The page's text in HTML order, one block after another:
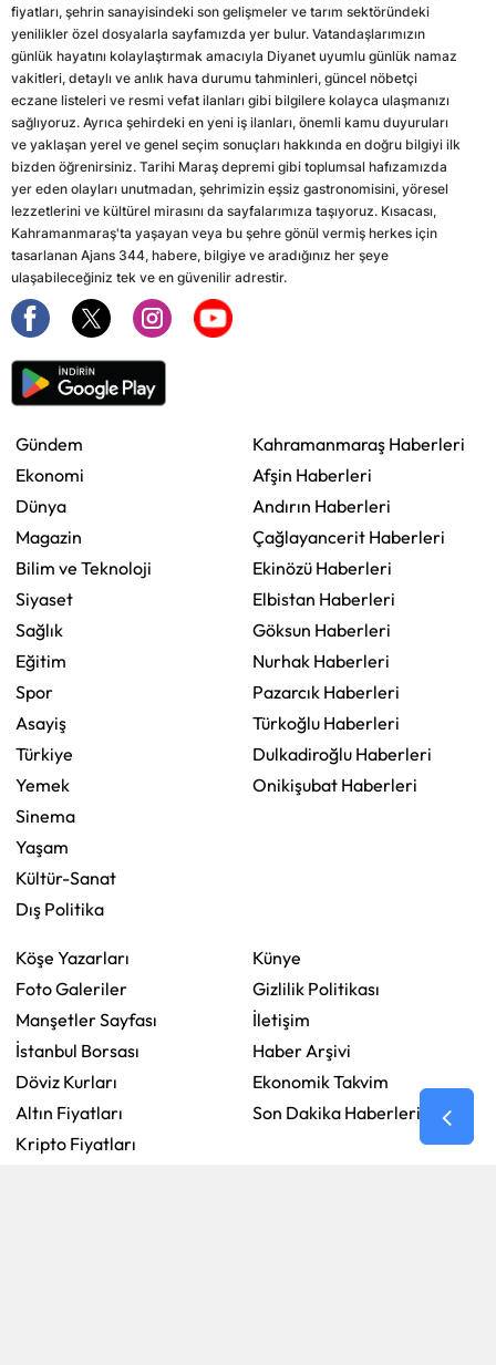
fiyatları, şehrin sanayisindeki son gelişmeler ve tarım sektöründeki
yenilikler özel dosyalarla sayfamızda yer bulur. Vatandaşlarımızın
günlük hayatını kolaylaştırmak amacıyla Diyanet uyumlu günlük namaz
vakitleri, detaylı ve anlık hava durumu tahminleri, güncel nöbetçi
eczane listeleri ve resmi vefat ilanları gibi bilgilere kolayca ulaşmanızı
sağlıyoruz. Ayrıca şehirdeki en yeni iş ilanları, önemli kamu duyuruları
ve yaklaşan yerel ve genel seçim sonuçları hakkında en doğru bilgiyi ilk
bizden öğrenirsiniz. Tarihi Maraş depremi gibi toplumsal hafızamızda
yer eden olayları unutmadan, şehrimizin eşsiz gastronomisini, yöresel
lezzetlerini ve kültürel mirasını da sayfalarımıza taşıyoruz. Kısacası,
Kahramanmaraş'ta yaşayan veya bu şehre gönül vermiş herkes için
tasarlanan Ajans 344, habere, bilgiye ve aradığınız her şeye
ulaşabileceğiniz tek ve en güvenilir adrestir.
Gündem
Ekonomi
Dünya
Magazin
Bilim ve Teknoloji
Siyaset
Sağlık
Eğitim
Spor
Asayiş
Türkiye
Yemek
Sinema
Yaşam
Kültür-Sanat
Dış Politika
Kahramanmaraş Haberleri
Afşin Haberleri
Andırın Haberleri
Çağlayancerit Haberleri
Ekinözü Haberleri
Elbistan Haberleri
Göksun Haberleri
Nurhak Haberleri
Pazarcık Haberleri
Türkoğlu Haberleri
Dulkadiroğlu Haberleri
Onikişubat Haberleri
Köşe Yazarları
Foto Galeriler
Manşetler Sayfası
İstanbul Borsası
Döviz Kurları
Altın Fiyatları
Kripto Fiyatları
Künye
Gizlilik Politikası
İletişim
Haber Arşivi
Ekonomik Takvim
Son Dakika Haberleri